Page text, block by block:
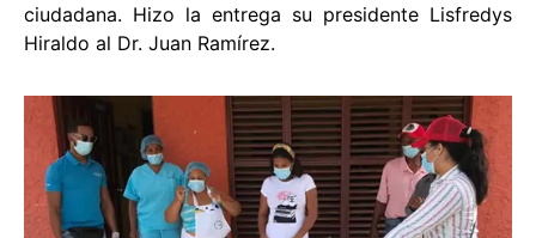
ciudadana. Hizo la entrega su presidente Lisfredys
Hiraldo al Dr. Juan Ramírez.